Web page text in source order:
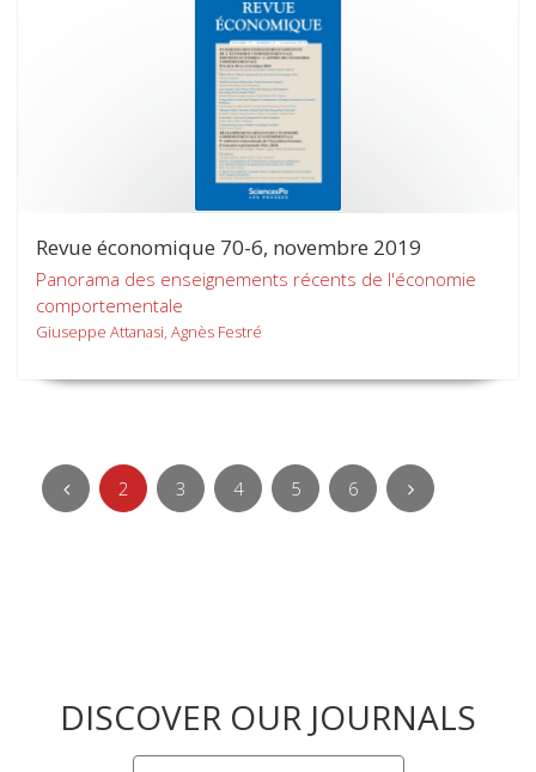
Revue économique 70-6, novembre 2019
Panorama des enseignements récents de l'économie
comportementale
Giuseppe Attanasi, Agnès Festré
2 3 4 5 6
DISCOVER OUR JOURNALS